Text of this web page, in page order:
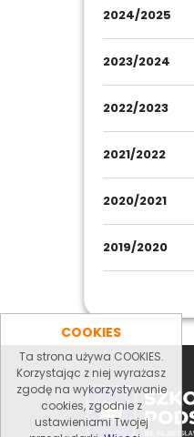
COOKIES
Ta strona używa COOKIES.
Korzystając z niej wyrażasz
zgodę na wykorzystywanie
cookies, zgodnie z
ustawieniami Twojej
2024/2025
2023/2024
2022/2023
2021/2022
2020/2021
2019/2020